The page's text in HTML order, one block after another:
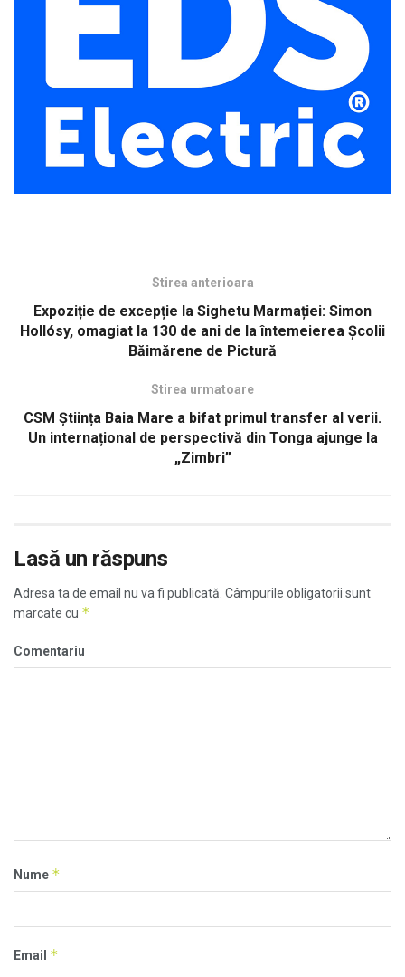
Stirea anterioara
Expoziție de excepție la Sighetu Marmației: Simon
Hollósy, omagiat la 130 de ani de la întemeierea Școlii
Băimărene de Pictură
Stirea urmatoare
CSM Știința Baia Mare a bifat primul transfer al verii.
Un internațional de perspectivă din Tonga ajunge la
„Zimbri”
Lasă un răspuns
Adresa ta de email nu va fi publicată. Câmpurile obligatorii sunt
marcate cu *
Comentariu
Nume *
Email *